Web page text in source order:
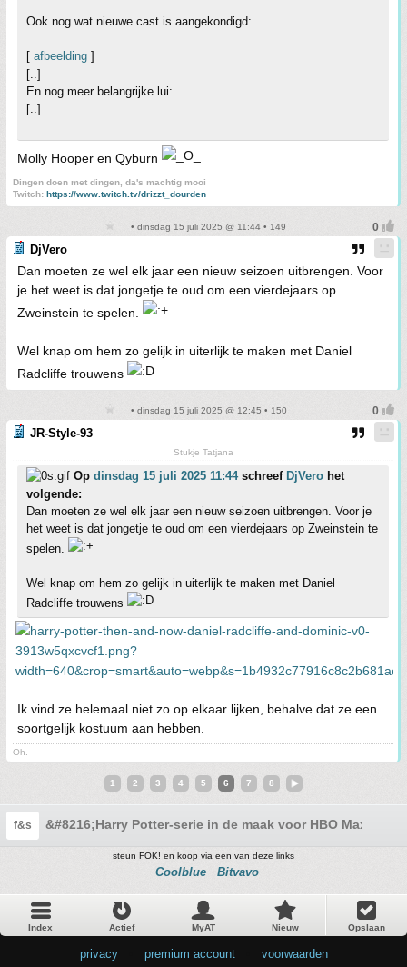
Ook nog wat nieuwe cast is aangekondigd:
[ afbeelding ]
[..]
En nog meer belangrijke lui:
[..]
Molly Hooper en Qyburn
Dingen doen met dingen, da's machtig mooi
Twitch: https://www.twitch.tv/drizzt_dourden
• dinsdag 15 juli 2025 @ 11:44 • 149
DjVero
Dan moeten ze wel elk jaar een nieuw seizoen uitbrengen. Voor
je het weet is dat jongetje te oud om een vierdejaars op
Zweinstein te spelen.
Wel knap om hem zo gelijk in uiterlijk te maken met Daniel
Radcliffe trouwens
• dinsdag 15 juli 2025 @ 12:45 • 150
JR-Style-93
Stukje Tatjana
Op dinsdag 15 juli 2025 11:44schreef DjVero het
volgende:
Dan moeten ze wel elk jaar een nieuw seizoen uitbrengen. Voor je
het weet is dat jongetje te oud om een vierdejaars op Zweinstein te
spelen.
Wel knap om hem zo gelijk in uiterlijk te maken met Daniel
Radcliffe trouwens
Ik vind ze helemaal niet zo op elkaar lijken, behalve dat ze een
soortgelijk kostuum aan hebben.
Oh.
1 2 3 4 5 6 7 8
f&s &#8216;Harry Potter-serie in de maak voor HBO
steun FOK! en koop via een van deze links
Coolblue Bitvavo
Index Actief MyAT Nieuw Opslaan
privacy premium account voorwaarden